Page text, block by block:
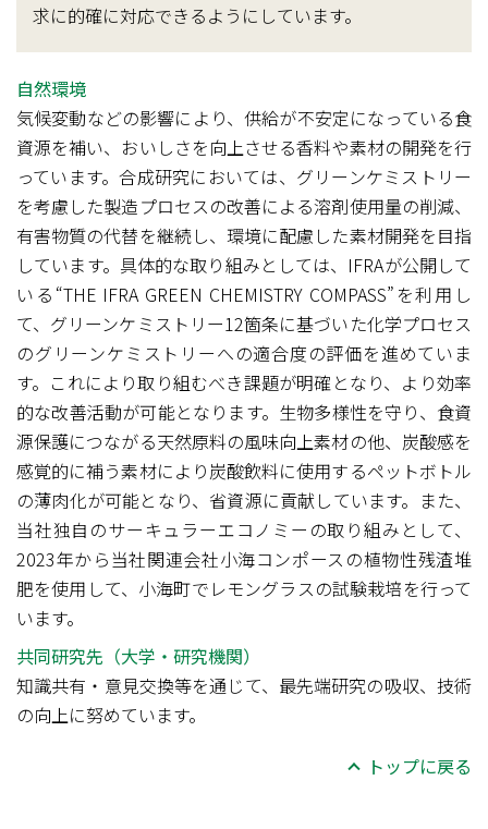
求に的確に対応できるようにしています。
自然環境
気候変動などの影響により、供給が不安定になっている食
資源を補い、おいしさを向上させる香料や素材の開発を行
っています。合成研究においては、グリーンケミストリー
を考慮した製造プロセスの改善による溶剤使用量の削減、
有害物質の代替を継続し、環境に配慮した素材開発を目指
しています。具体的な取り組みとしては、IFRAが公開して
いる“THE IFRA GREEN CHEMISTRY COMPASS”を利用し
て、グリーンケミストリー12箇条に基づいた化学プロセス
のグリーンケミストリーへの適合度の評価を進めていま
す。これにより取り組むべき課題が明確となり、より効率
的な改善活動が可能となります。生物多様性を守り、食資
源保護につながる天然原料の風味向上素材の他、炭酸感を
感覚的に補う素材により炭酸飲料に使用するペットボトル
の薄肉化が可能となり、省資源に貢献しています。また、
当社独自のサーキュラーエコノミーの取り組みとして、
2023年から当社関連会社小海コンポースの植物性残渣堆
肥を使用して、小海町でレモングラスの試験栽培を行って
います。
共同研究先（大学・研究機関）
知識共有・意見交換等を通じて、最先端研究の吸収、技術
の向上に努めています。
トップに戻る